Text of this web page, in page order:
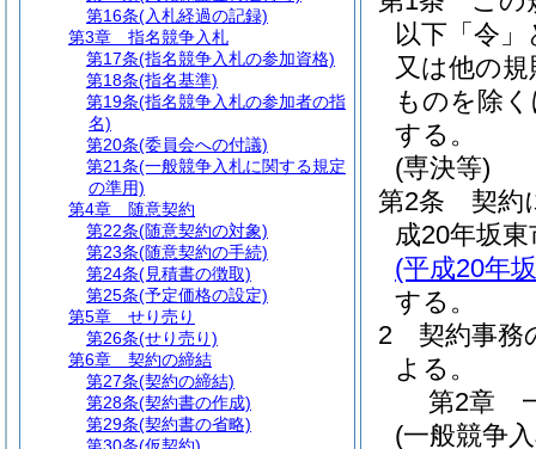
以下「令
又は他の規
ものを除
する。
(専決等)
第2条
契約
成20年坂
(平成20年
する。
2
契約事務
よる。
第2章
(一般競争
第16条(入札経過の記録)
第3章
指名競争入札
第17条(指名競争入札の参加資格)
第18条(指名基準)
第19条(指名競争入札の参加者の指
名)
第20条(委員会への付議)
第21条(一般競争入札に関する規定
の準用)
第4章
随意契約
第22条(随意契約の対象)
第23条(随意契約の手続)
第24条(見積書の徴取)
第25条(予定価格の設定)
第5章
せり売り
第26条(せり売り)
第6章
契約の締結
第27条(契約の締結)
第28条(契約書の作成)
第29条(契約書の省略)